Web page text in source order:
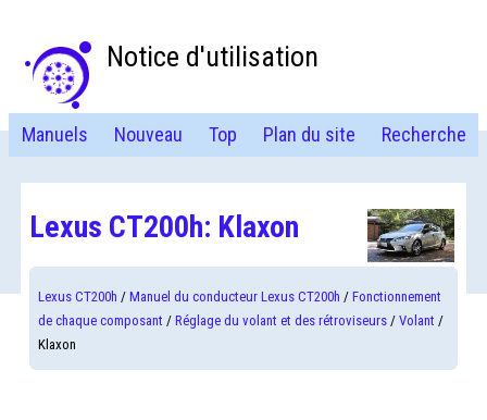
Notice d'utilisation
Manuels Nouveau Top Plan du site Recherche
Lexus CT200h: Klaxon
Lexus CT200h /Manuel du conducteur Lexus CT200h /Fonctionnement
de chaque composant /Réglage du volant et des rétroviseurs /Volant /
Klaxon